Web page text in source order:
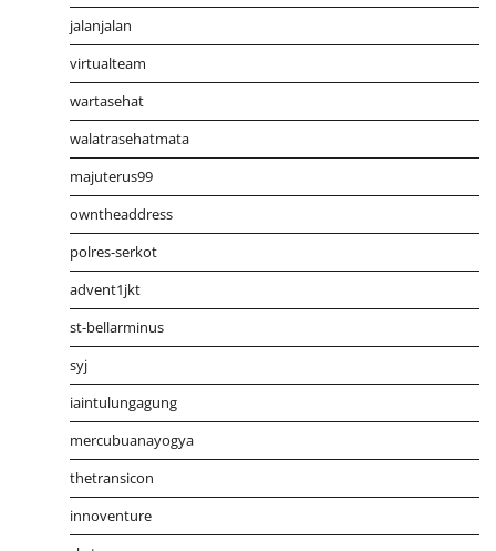
jalanjalan
virtualteam
wartasehat
walatrasehatmata
majuterus99
owntheaddress
polres-serkot
advent1jkt
st-bellarminus
syj
iaintulungagung
mercubuanayogya
thetransicon
innoventure